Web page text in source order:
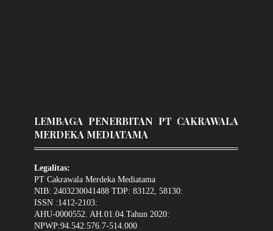
LEMBAGA PENERBITAN PT CAKRAWALA
MERDEKA MEDIATAMA
Legalitas:
PT Cakrawala Merdeka Mediatama
NIB: 2403230041488 TDP: 83122, 58130:
ISSN :1412-2103:
AHU-0000552. AH.01.04.Tahun 2020:
NPWP:94.542.576.7-514.000